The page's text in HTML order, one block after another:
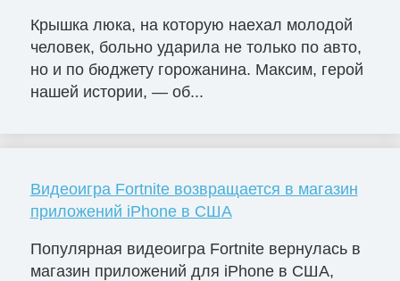
Крышка люка, на которую наехал молодой
человек, больно ударила не только по авто,
но и по бюджету горожанина. Максим, герой
нашей истории, — об...
Видеоигра Fortnite возвращается в магазин
приложений iPhone в США
Популярная видеоигра Fortnite вернулась в
магазин приложений для iPhone в США,